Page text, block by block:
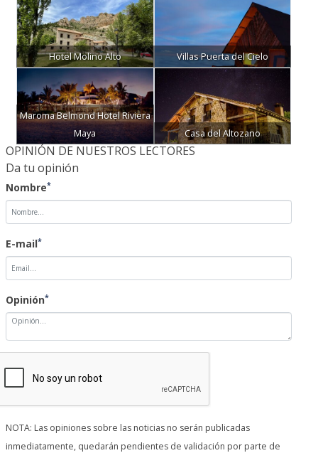
Hotel Molino Alto Villas Puerta del Cielo
Maroma Belmond Hotel Riviera
Maya
Casa del Altozano
OPINIÓN DE NUESTROS LECTORES
Da tu opinión
Nombre*
E-mail*
Opinión*
NOTA: Las opiniones sobre las noticias no serán publicadas
inmediatamente, quedarán pendientes de validación por parte de